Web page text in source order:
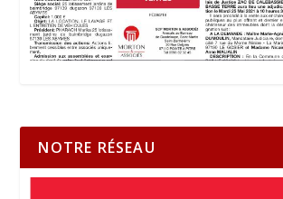
NOTRE RÉSEAU